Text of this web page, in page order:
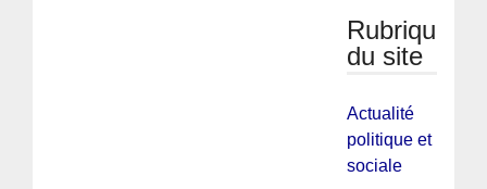
Rubriques
du site
Actualité
politique et
sociale